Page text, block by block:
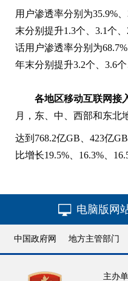
用户渗透率分别为35.9%
末分别提升1.3个、3.1个
话用户渗透率分别为
年末分别提升3.2个、3.6个
各地区移动互联网接
月，东、中、西部和东北
达到768.2亿GB、423亿
比增长19.5%、16.3%、
电脑版网
中国政府网 地方主管部门
主办